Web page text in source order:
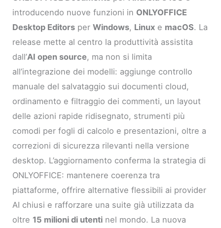
introducendo nuove funzioni in ONLYOFFICE
Desktop Editors perWindows, Linux e macOS. La
release mette al centro la produttività assistita
dall’AI open source, ma non si limita
all’integrazione dei modelli: aggiunge controllo
manuale del salvataggio sui documenti cloud,
ordinamento e filtraggio dei commenti, un layout
delle azioni rapide ridisegnato, strumenti più
comodi per fogli di calcolo e presentazioni, oltre a
correzioni di sicurezza rilevanti nella versione
desktop. L’aggiornamento conferma la strategia di
ONLYOFFICE: mantenere coerenza tra
piattaforme, offrire alternative flessibili ai provider
AI chiusi e rafforzare una suite già utilizzata da
oltre 15 milioni di utenti nel mondo. La nuova